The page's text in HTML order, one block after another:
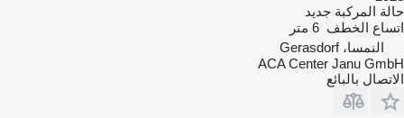
حالة المركبة جديد
اتساع الخطف 6 متر
النمسا، Gerasdorf
ACA Center Janu GmbH
الاتصال بالبائع